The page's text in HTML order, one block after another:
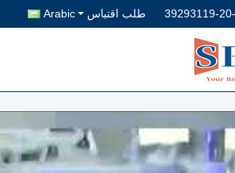
طلب اقتباس Arabic